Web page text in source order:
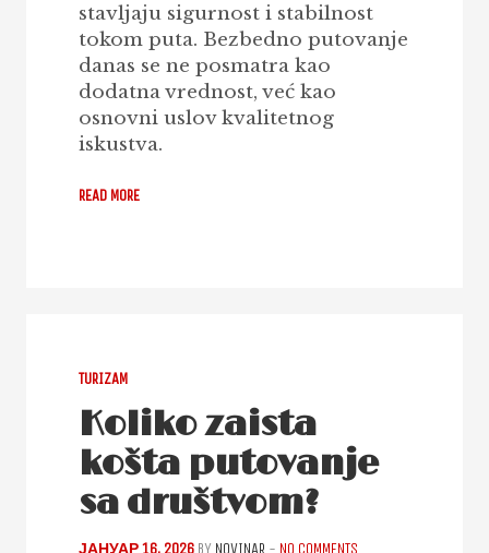
stavljaju sigurnost i stabilnost
tokom puta. Bezbedno putovanje
danas se ne posmatra kao
dodatna vrednost, već kao
osnovni uslov kvalitetnog
iskustva.
READ MORE
TURIZAM
Koliko zaista
košta putovanje
sa društvom?
ЈАНУАР 16, 2026 BY NOVINAR - NO COMMENTS